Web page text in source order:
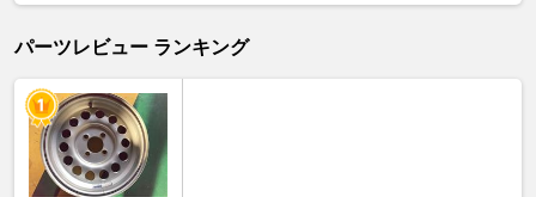
パーツレビュー ランキング